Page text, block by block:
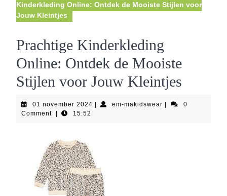
Kinderkleding Online: Ontdek de Mooiste Stijlen voor
Jouw Kleintjes
Prachtige Kinderkleding
Online: Ontdek de Mooiste
Stijlen voor Jouw Kleintjes
01 november 2024 01
em-makidswear em-
0
Comment
15:52